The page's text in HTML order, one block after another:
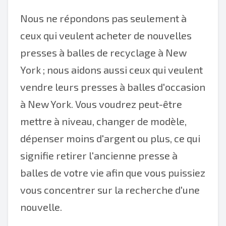
Nous ne répondons pas seulement à
ceux qui veulent acheter de nouvelles
presses à balles de recyclage à New
York ; nous aidons aussi ceux qui veulent
vendre leurs presses à balles d'occasion
à New York. Vous voudrez peut-être
mettre à niveau, changer de modèle,
dépenser moins d'argent ou plus, ce qui
signifie retirer l'ancienne presse à
balles de votre vie afin que vous puissiez
vous concentrer sur la recherche d'une
nouvelle.